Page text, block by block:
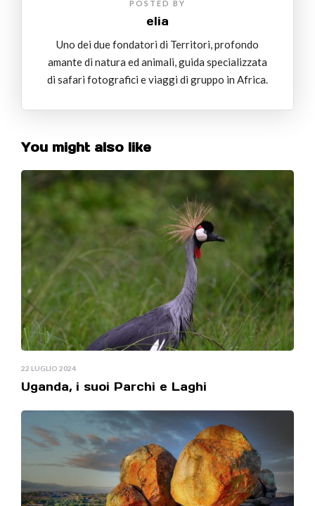
POSTED BY
elia
Uno dei due fondatori di Territori, profondo
amante di natura ed animali, guida specializzata
di safari fotografici e viaggi di gruppo in Africa.
You might also like
22 LUGLIO 2024
Uganda, i suoi Parchi e Laghi